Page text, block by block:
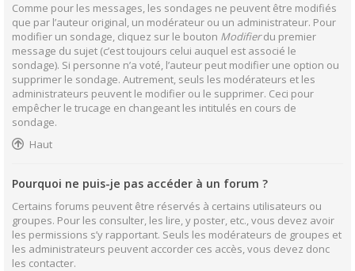
Comme pour les messages, les sondages ne peuvent être modifiés
que par l’auteur original, un modérateur ou un administrateur. Pour
modifier un sondage, cliquez sur le bouton Modifierdu premier
message du sujet (c’est toujours celui auquel est associé le
sondage). Si personne n’a voté, l’auteur peut modifier une option ou
supprimer le sondage. Autrement, seuls les modérateurs et les
administrateurs peuvent le modifier ou le supprimer. Ceci pour
empêcher le trucage en changeant les intitulés en cours de
sondage.
Haut
Pourquoi ne puis-je pas accéder à un forum ?
Certains forums peuvent être réservés à certains utilisateurs ou
groupes. Pour les consulter, les lire, y poster, etc., vous devez avoir
les permissions s’y rapportant. Seuls les modérateurs de groupes et
les administrateurs peuvent accorder ces accès, vous devez donc
les contacter.